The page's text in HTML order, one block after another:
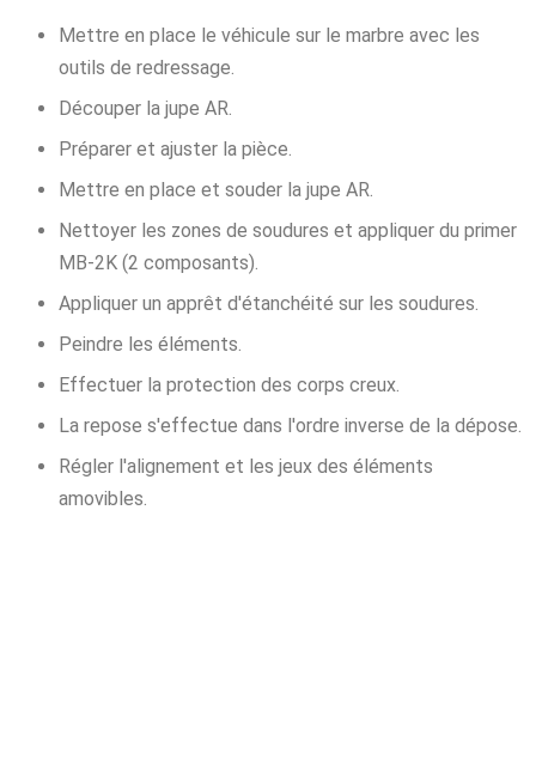
Mettre en place le véhicule sur le marbre avec les
outils de redressage.
Découper la jupe AR.
Préparer et ajuster la pièce.
Mettre en place et souder la jupe AR.
Nettoyer les zones de soudures et appliquer du primer
MB-2K (2 composants).
Appliquer un apprêt d'étanchéité sur les soudures.
Peindre les éléments.
Effectuer la protection des corps creux.
La repose s'effectue dans l'ordre inverse de la dépose.
Régler l'alignement et les jeux des éléments
amovibles.